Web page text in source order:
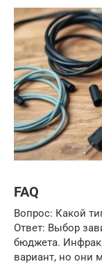
FAQ
Вопрос: Какой
Ответ: Выбор
бюджета.
вариант, но они